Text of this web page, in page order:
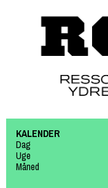
KALENDER
Dag
Uge
Måned